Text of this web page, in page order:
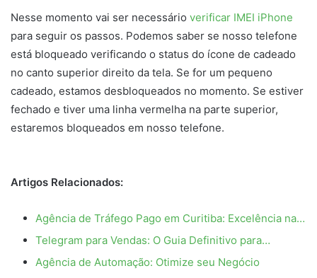
Nesse momento vai ser necessário verificar IMEI iPhone
para seguir os passos. Podemos saber se nosso telefone
está bloqueado verificando o status do ícone de cadeado
no canto superior direito da tela. Se for um pequeno
cadeado, estamos desbloqueados no momento. Se estiver
fechado e tiver uma linha vermelha na parte superior,
estaremos bloqueados em nosso telefone.
Artigos Relacionados:
Agência de Tráfego Pago em Curitiba: Excelência na…
Telegram para Vendas: O Guia Definitivo para…
Agência de Automação: Otimize seu Negócio